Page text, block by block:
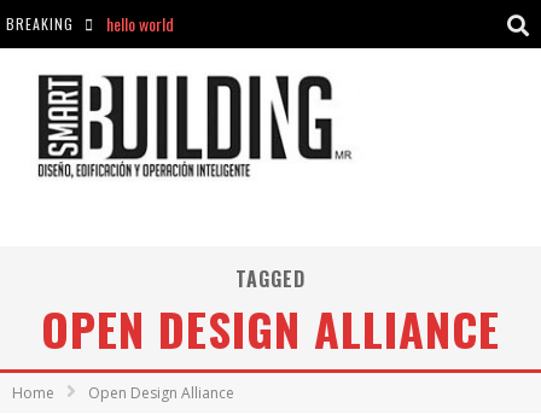
BREAKING hello world
hello world
TAGGED
OPEN DESIGN ALLIANCE
Home Open Design Alliance